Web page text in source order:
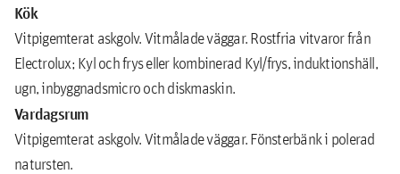
Kök
Vitpigemterat askgolv. Vitmålade väggar. Rostfria vitvaror från
Electrolux; Kyl och frys eller kombinerad Kyl/frys, induktionshäll,
ugn, inbyggnadsmicro och diskmaskin.
Vardagsrum
Vitpigemterat askgolv. Vitmålade väggar. Fönsterbänk i polerad
natursten.